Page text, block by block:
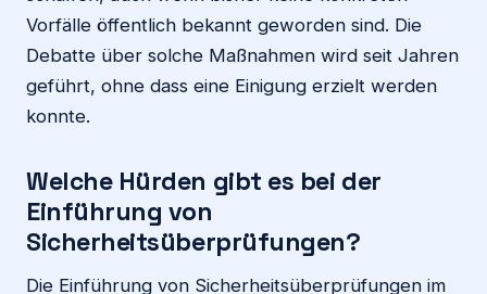
Vorfälle öffentlich bekannt geworden sind. Die
Debatte über solche Maßnahmen wird seit Jahren
geführt, ohne dass eine Einigung erzielt werden
konnte.
Welche Hürden gibt es bei der
Einführung von
Sicherheitsüberprüfungen?
Die Einführung von Sicherheitsüberprüfungen im